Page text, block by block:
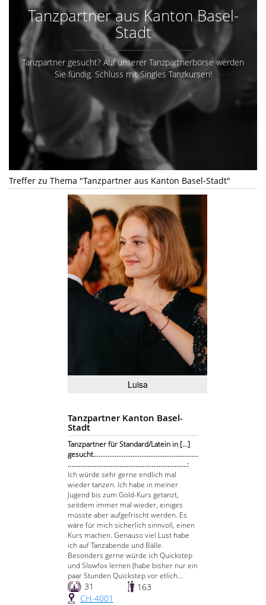
Tanzpartner aus Kanton Basel-
Stadt
Tanzpartner gesucht? Auf unserer Tanzpartnerbörse werden
Sie fündig. Schluss mit Singles Tanzkursen!
Treffer zu Thema "Tanzpartner aus Kanton Basel-Stadt"
Luisa
Tanzpartner Kanton Basel-
Stadt
Tanzpartner für Standard/Latein in [...]
gesucht...........................................................
...................................................................:
Ich würde sehr gerne endlich mal
wieder tanzen. Ich habe in meiner
Jugend bis zum Gold-Kurs getanzt,
seitdem immer mal wieder, einiges
müsste aber aufgefrischt werden. Es
wäre für mich sicherlich sinnvoll, einen
Kurs machen. Genauso viel Lust habe
ich auf Tanzabende und Bälle.
Besonders gerne würde ich Quickstep
und Slowfox lernen (habe bisher nur ein
paar Stunden Quickstep vor etlich...
31
163
CH-4001